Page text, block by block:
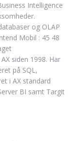
Intelligence
og OLAP
Mobil : 45 48
siden 1998. Har
på SQL,
i AX standard
BI samt Targit